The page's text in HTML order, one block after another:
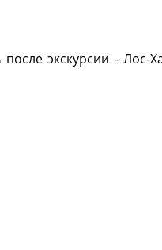
экскурсии - Лос-